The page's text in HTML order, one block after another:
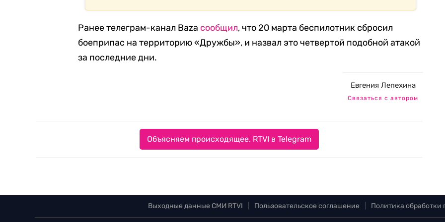
Ранее телеграм-канал Baza сообщил, что 20 марта беспилотник сбросил
боеприпас на территорию «Дружбы», и назвал это четвертой подобной атакой
за последние дни.
Евгения Лепехина
Связаться с автором
Объясняем происходящее. RTVI в Telegram
Выходные данные СМИ RTVI Пользовательское соглашение Политика